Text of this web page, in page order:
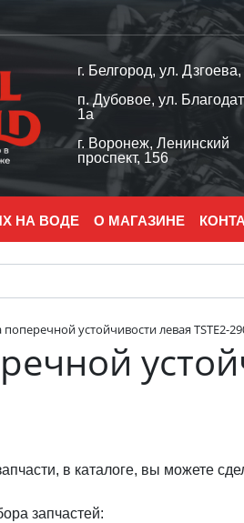
г. Белгород, ул.
п. Дубовое, ул.
1а
г. Воронеж, Ленинский
проспект, 156
НА ВОДЕ О МАГАЗИНЕ
устойчивости левая TSTE2-
в каталоге, вы можете
запчастей: